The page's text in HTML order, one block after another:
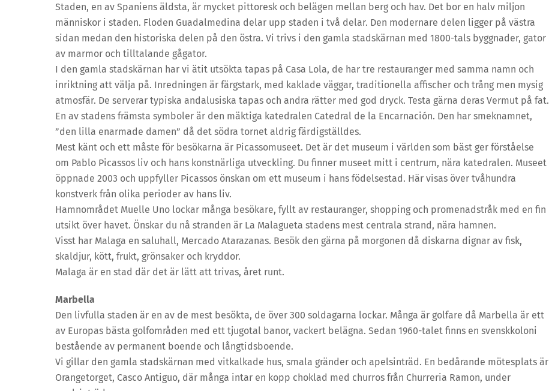
Staden, en av Spaniens äldsta, är mycket pittoresk och belägen mellan berg och hav. Det bor en halv miljon
människor i staden. Floden Guadalmedina delar upp staden i två delar. Den modernare delen ligger på västra
sidan medan den historiska delen på den östra. Vi trivs i den gamla stadskärnan med 1800-tals byggnader, gator
av marmor och tilltalande gågator.
I den gamla stadskärnan har vi ätit utsökta tapas på Casa Lola, de har tre restauranger med samma namn och
inriktning att välja på. Inredningen är färgstark, med kaklade väggar, traditionella affischer och trång men mysig
atmosfär. De serverar typiska andalusiska tapas och andra rätter med god dryck. Testa gärna deras Vermut på fat.
En av stadens främsta symboler är den mäktiga katedralen Catedral de la Encarnación. Den har smeknamnet,
”den lilla enarmade damen” då det södra tornet aldrig färdigställdes.
Mest känt och ett måste för besökarna är Picassomuseet. Det är det museum i världen som bäst ger förståelse
om Pablo Picassos liv och hans konstnärliga utveckling. Du finner museet mitt i centrum, nära katedralen. Museet
öppnade 2003 och uppfyller Picassos önskan om ett museum i hans födelsestad. Här visas över tvåhundra
konstverk från olika perioder av hans liv.
Hamnområdet Muelle Uno lockar många besökare, fyllt av restauranger, shopping och promenadstråk med en fin
utsikt över havet. Önskar du nå stranden är La Malagueta stadens mest centrala strand, nära hamnen.
Visst har Malaga en saluhall, Mercado Atarazanas. Besök den gärna på morgonen då diskarna dignar av fisk,
skaldjur, kött, frukt, grönsaker och kryddor.
Malaga är en stad där det är lätt att trivas, året runt.
Marbella
Den livfulla staden är en av de mest besökta, de över 300 soldagarna lockar. Många är golfare då Marbella är ett
av Europas bästa golfområden med ett tjugotal banor, vackert belägna. Sedan 1960-talet finns en svenskkoloni
bestående av permanent boende och långtidsboende.
Vi gillar den gamla stadskärnan med vitkalkade hus, smala gränder och apelsinträd. En bedårande mötesplats är
Orangetorget, Casco Antiguo, där många intar en kopp choklad med churros från Churreria Ramon, under